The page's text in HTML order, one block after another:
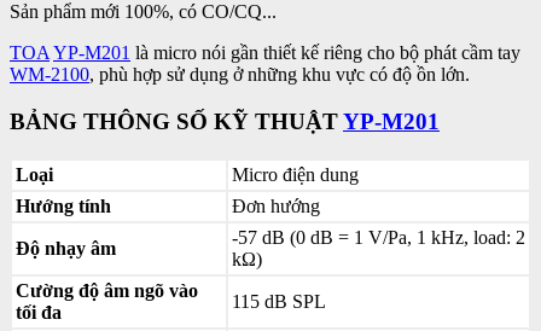
Sản phẩm mới 100%, có CO/CQ...
TOA YP-M201 là micro nói gần thiết kế riêng cho bộ phát cầm tay
WM-2100, phù hợp sử dụng ở những khu vực có độ ồn lớn.
BẢNG THÔNG SỐ KỸ THUẬTYP-M201
Loại
Micro điện dung
Hướng tính
Đơn hướng
Độ nhạy âm
-57 dB (0 dB = 1 V/Pa, 1 kHz, load: 2
kΩ)
Cường độ âm ngõ vào
tối đa
115 dB SPL